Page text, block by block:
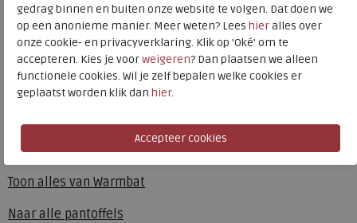
Warmbat
Toon alles van Warmbat
Naar alle pantoffels
Kleur
Black
Materiaal
Suede
Uitneembaar voetbed
nee
Hakhoogte
1.00 cm
gedrag binnen en buiten onze website te volgen. Dat doen we
op een anonieme manier. Meer weten? Lees hieralles over
onze cookie- en privacyverklaring. Klik op 'Oké' om te
accepteren. Kies je voorweigeren? Dan plaatsen we alleen
functionele cookies. Wil je zelf bepalen welke cookies er
geplaatst worden klik dan hier.